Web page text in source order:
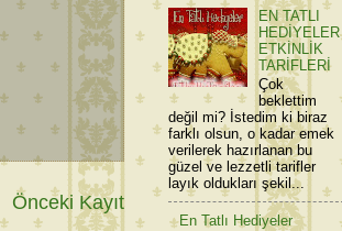
Önceki Kayıt
EN TATLI
HEDİYELER
ETKİNLİK
TARİFLERİ
Çok
beklettim
değil mi? İstedim ki biraz
farklı olsun, o kadar emek
verilerek hazırlanan bu
güzel ve lezzetli tarifler
layık oldukları şekil...
En Tatlı Hediyeler